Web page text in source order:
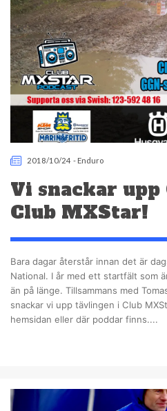
2018/10/24 - Enduro
Vi snackar upp
Club MXStar!
Bara dagar återstår innan det är
National. I år med ett startfält som
än på länge. Tillsammans med
snackar vi upp tävlingen i Club
hemsidan eller där poddar finns....